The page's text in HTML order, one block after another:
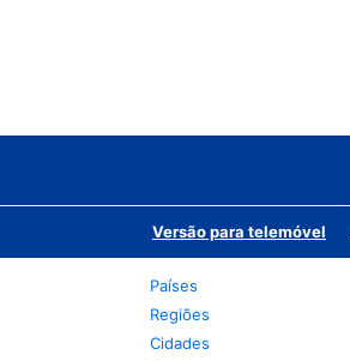
Versão para telemóvel
Países
Regiões
Cidades